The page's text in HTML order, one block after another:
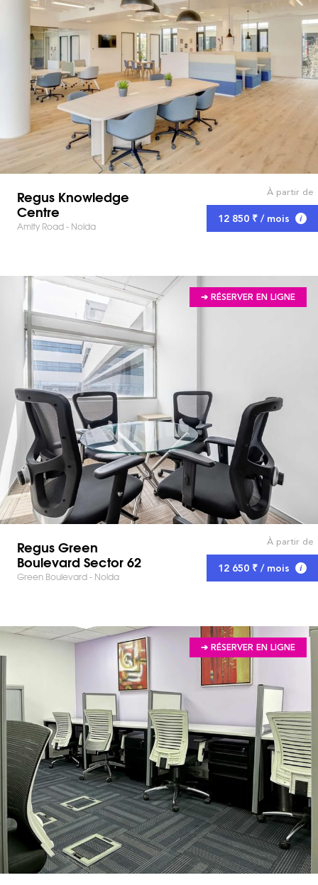
Regus Knowledge
Centre
Amity Road - Noida
À partir de
12 850 ₹ / mois
➔ RÉSERVER EN LIGNE
Regus Green
Boulevard Sector 62
Green Boulevard - Noida
À partir de
12 650 ₹ / mois
➔ RÉSERVER EN LIGNE